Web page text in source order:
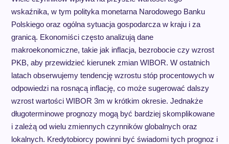
wskaźnika, w tym polityka monetarna Narodowego Banku
Polskiego oraz ogólna sytuacja gospodarcza w kraju i za
granicą. Ekonomiści często analizują dane
makroekonomiczne, takie jak inflacja, bezrobocie czy wzrost
PKB, aby przewidzieć kierunek zmian WIBOR. W ostatnich
latach obserwujemy tendencję wzrostu stóp procentowych w
odpowiedzi na rosnącą inflację, co może sugerować dalszy
wzrost wartości WIBOR 3m w krótkim okresie. Jednakże
długoterminowe prognozy mogą być bardziej skomplikowane
i zależą od wielu zmiennych czynników globalnych oraz
lokalnych. Kredytobiorcy powinni być świadomi tych prognoz i